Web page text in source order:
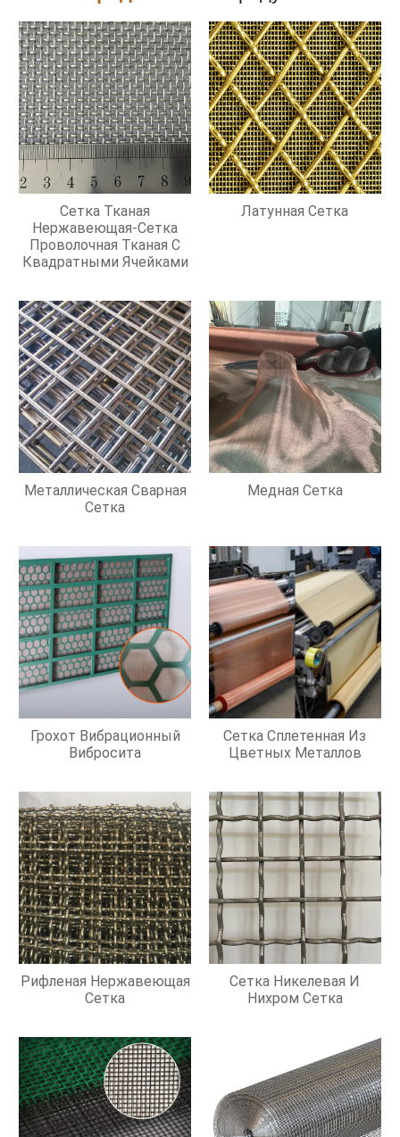
Сетка Тканая
Нержавеющая-Сетка
Проволочная Тканая С
Квадратными Ячейками
Латунная Сетка
Металлическая Сварная
Сетка
Медная Сетка
Грохот Вибрационный
Вибросита
Сетка Сплетенная Из
Цветных Металлов
Рифленая Нержавеющая
Сетка
Сетка Никелевая И
Нихром Сетка